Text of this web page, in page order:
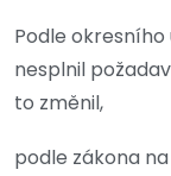
Podle
nesplnil
to změnil,
podle zákona